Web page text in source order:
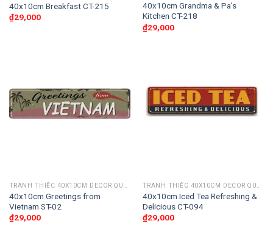
40x10cm Breakfast CT-215
₫29,000
40x10cm Grandma & Pa’s
Kitchen CT-218
₫29,000
40x10cm Greetings from
Vietnam ST-02
₫29,000
40x10cm Iced Tea Refreshing &
Delicious CT-094
₫29,000